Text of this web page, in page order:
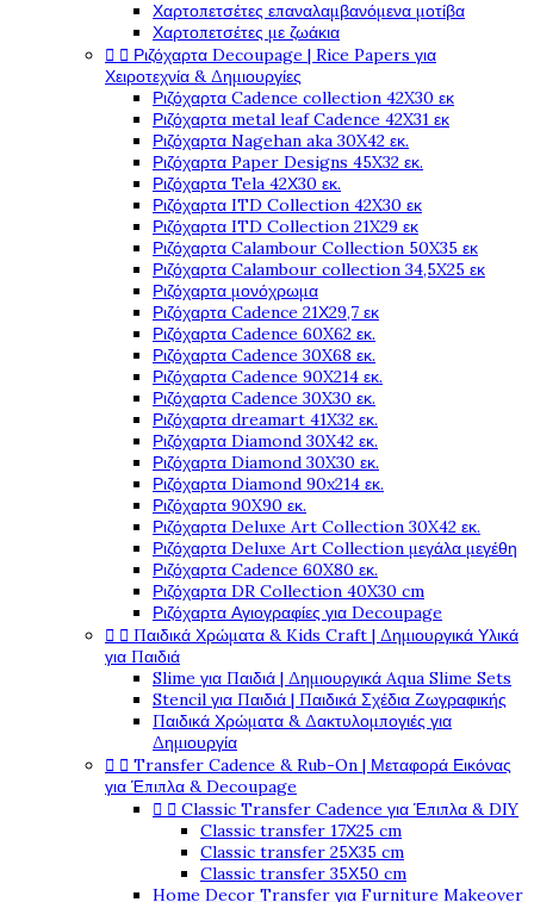
Χαρτοπετσέτες επαναλαμβανόμενα μοτίβα
Χαρτοπετσέτες με ζωάκια
  Ριζόχαρτα Decoupage | Rice Papers για
Χειροτεχνία & Δημιουργίες
Ριζόχαρτα Cadence collection 42X30 εκ
Ριζόχαρτα metal leaf Cadence 42X31 εκ
Ριζόχαρτα Nagehan aka 30X42 εκ.
Ριζόχαρτα Paper Designs 45X32 εκ.
Ριζόχαρτα Tela 42Χ30 εκ.
Ριζόχαρτα ITD Collection 42X30 εκ
Ριζόχαρτα ITD Collection 21X29 εκ
Ριζόχαρτα Calambour Collection 50X35 εκ
Ριζόχαρτα Calambour collection 34,5X25 εκ
Ριζόχαρτα μονόχρωμα
Ριζόχαρτα Cadence 21Χ29,7 εκ
Ριζόχαρτα Cadence 60X62 εκ.
Ριζόχαρτα Cadence 30X68 εκ.
Ριζόχαρτα Cadence 90X214 εκ.
Ριζόχαρτα Cadence 30X30 εκ.
Ριζόχαρτα dreamart 41X32 εκ.
Ριζόχαρτα Diamond 30X42 εκ.
Ριζόχαρτα Diamond 30X30 εκ.
Ριζόχαρτα Diamond 90x214 εκ.
Ριζόχαρτα 90X90 εκ.
Ριζόχαρτα Deluxe Art Collection 30X42 εκ.
Ριζόχαρτα Deluxe Art Collection μεγάλα μεγέθη
Ριζόχαρτα Cadence 60X80 εκ.
Ριζόχαρτα DR Collection 40X30 cm
Ριζόχαρτα Αγιογραφίες για Decoupage
  Παιδικά Χρώματα & Kids Craft | Δημιουργικά Υλικά
για Παιδιά
Slime για Παιδιά | Δημιουργικά Aqua Slime Sets
Stencil για Παιδιά | Παιδικά Σχέδια Ζωγραφικής
Παιδικά Χρώματα & Δακτυλομπογιές για
Δημιουργία
  Transfer Cadence & Rub-On | Μεταφορά Εικόνας
για Έπιπλα & Decoupage
  Classic Transfer Cadence για Έπιπλα & DIY
Classic transfer 17Χ25 cm
Classic transfer 25Χ35 cm
Classic transfer 35Χ50 cm
Home Decor Transfer για Furniture Makeover